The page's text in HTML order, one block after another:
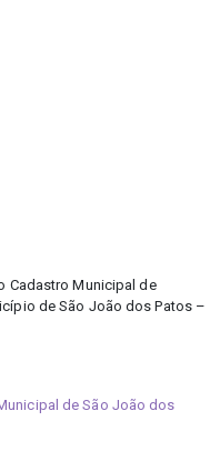
Cadastro Municipal de
de São João dos Patos –